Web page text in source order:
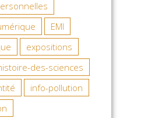
EMI
expositions
des-sciences
info-pollution